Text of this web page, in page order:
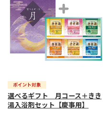
選べるギフト 月コース＋きき
湯入浴剤セット【慶事用】